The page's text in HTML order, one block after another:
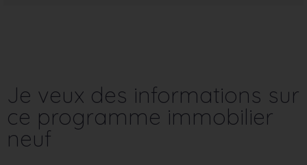
Je veux des informations sur
ce programme immobilier
neuf